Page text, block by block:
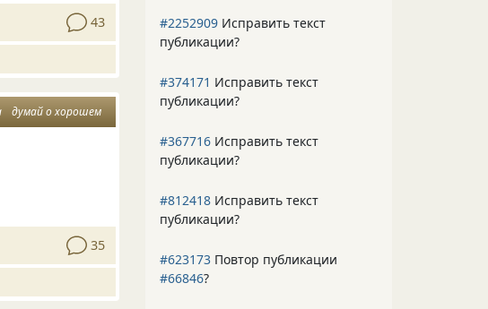
43
думай о хорошем
35
#2252909 Исправить текст
публикации?
#374171 Исправить текст
публикации?
#367716 Исправить текст
публикации?
#812418 Исправить текст
публикации?
#623173 Повтор публикации
#66846?